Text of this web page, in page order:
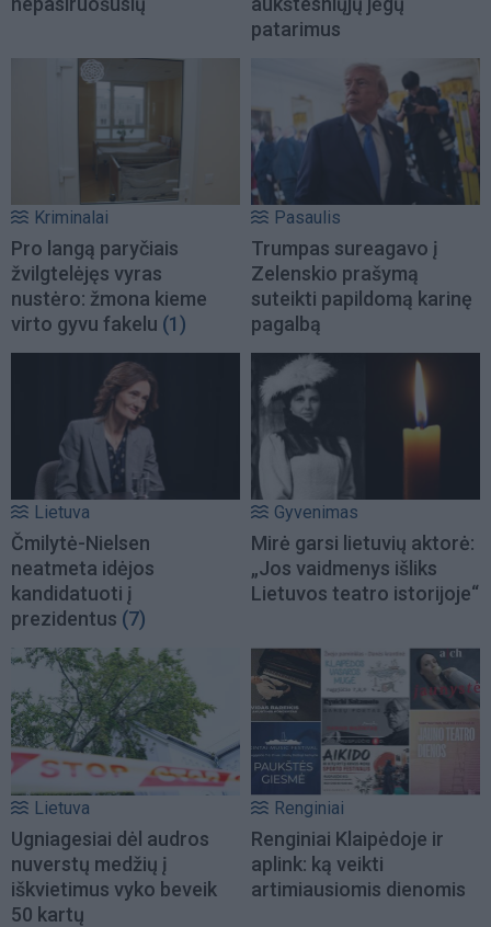
patarimus
Kriminalai
Pro langą paryčiais
žvilgtelėjęs vyras
nustėro: žmona kieme
virto gyvu fakelu (1)
Pasaulis
Trumpas sureagavo į
Zelenskio prašymą
suteikti papildomą karinę
pagalbą
Lietuva
Čmilytė-Nielsen
neatmeta idėjos
kandidatuoti į
prezidentus (7)
Gyvenimas
Mirė garsi lietuvių aktorė:
„Jos vaidmenys išliks
Lietuvos teatro istorijoje“
Lietuva
Ugniagesiai dėl audros
nuverstų medžių į
iškvietimus vyko beveik
50 kartų
Renginiai
Renginiai Klaipėdoje ir
aplink: ką veikti
artimiausiomis dienomis